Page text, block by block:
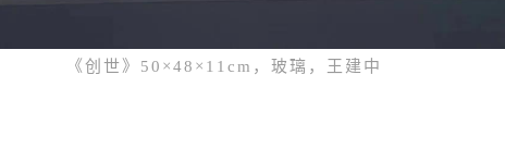
《创世》50×48×11cm，玻璃，王建中